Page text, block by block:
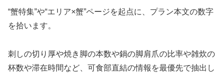
“蟹特集”や“エリア×蟹”ページを起点に、プラン本文の数字
を拾います。
刺しの切り厚や焼き脚の本数や鍋の脚肩爪の比率や雑炊の
杯数や滞在時間など、可食部直結の情報を最優先で抽出し